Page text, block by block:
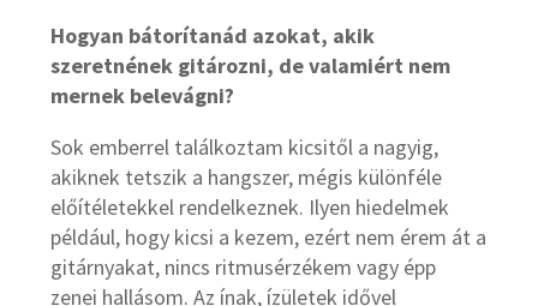
Hogyan bátorítanád azokat, akik
szeretnének gitározni, de valamiért nem
mernek belevágni?
Sok emberrel találkoztam kicsitől a nagyig,
akiknek tetszik a hangszer, mégis különféle
előítéletekkel rendelkeznek. Ilyen hiedelmek
például, hogy kicsi a kezem, ezért nem érem át a
gitárnyakat, nincs ritmusérzékem vagy épp
zenei hallásom. Az ínak, ízületek idővel